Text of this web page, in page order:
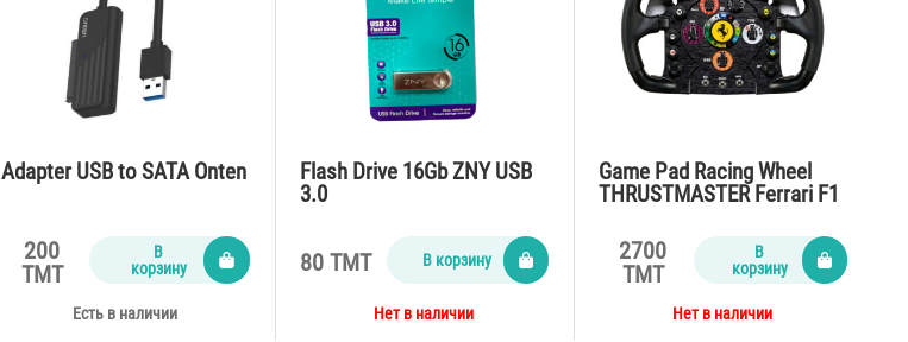
Adapter USB to SATA Onten
200
TMT
В
корзину
Есть в наличии
Flash Drive 16Gb ZNY USB
3.0
80 TMT В корзину
Нет в наличии
Game Pad Racing Wheel
THRUSTMASTER Ferrari F1
2700
TMT
В
корзину
Нет в наличии